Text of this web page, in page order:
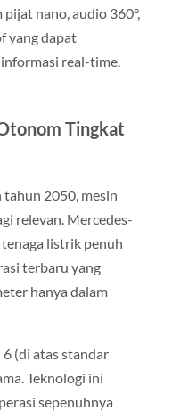
nano, audio 360°,
yang dapat
real-time.
Tingkat
2050, mesin
relevan. Mercedes-
listrik penuh
terbaru yang
hanya dalam
(di atas standar
Teknologi ini
sepenuhnya